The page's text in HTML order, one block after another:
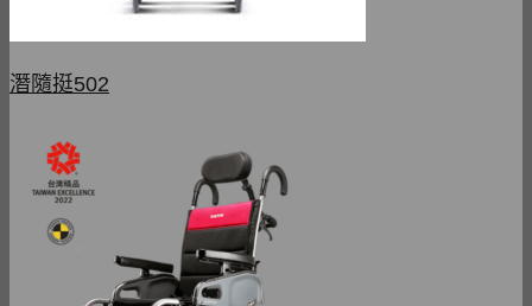
潛隨挺502